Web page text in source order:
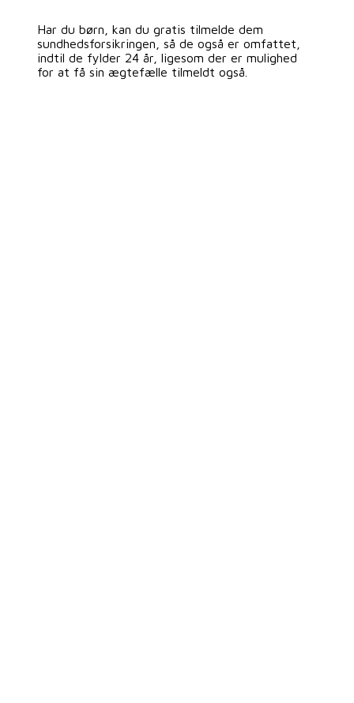
Har du børn, kan du gratis tilmelde dem
sundhedsforsikringen, så de også er omfattet,
indtil de fylder 24 år, ligesom der er mulighed
for at få sin ægtefælle tilmeldt også.